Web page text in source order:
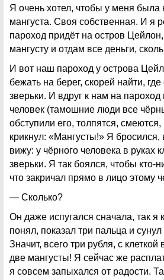
Я очень хотел, чтобы у меня
мангуста. Своя собственная. И я
пароход придёт на остров
мангусту и отдам все деньги,
И вот наш пароход у острова
бежать на берег, скорей найти,
зверьки. И вдруг к нам на
человек (тамошние люди все
обступили его, толпятся,
крикнул: «Мангусты!» Я бросился,
вижу: у чёрного человека в руках
зверьки. Я так боялся, чтобы кто-
что закричал прямо в лицо этому
— Сколько?
Он даже испугался сначала, так я
понял, показал три пальца и сунул
Значит, всего три рубля, с
две мангусты! Я сейчас же
я совсем запыхался от радости.